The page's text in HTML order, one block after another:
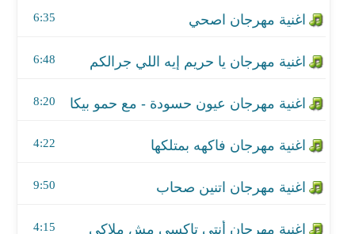
6:35
6:48
8:20
4:22
اغنية مهرجان اتنين صحاب
9:50
4:15
اغنية مهرجان المشاغبين - مع الدخلاوية
اغنية مهرجان خرطوش مطروش
اغنية مهرجان تغلط تتظبط - مع حمو بيكا